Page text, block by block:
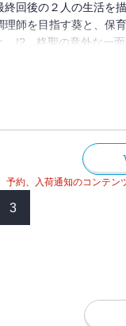
回後の２人の生活を描
師を目指す葵と、保育
…!? 柊聖の意外な一面
メキたっぷりラブいっ
予約、入荷通知のコンテン
3